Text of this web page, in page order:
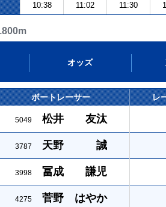
10:38 11:02 11:30
オッズ
ボートレーサー レ
5049 松井 友汰
3787 天野 誠
3998 冨成 謙児
4275 菅野 はやか